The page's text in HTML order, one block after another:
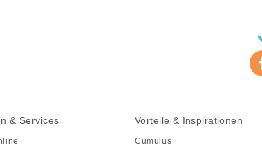
& Services Vorteile & Inspirationen
Cumulus